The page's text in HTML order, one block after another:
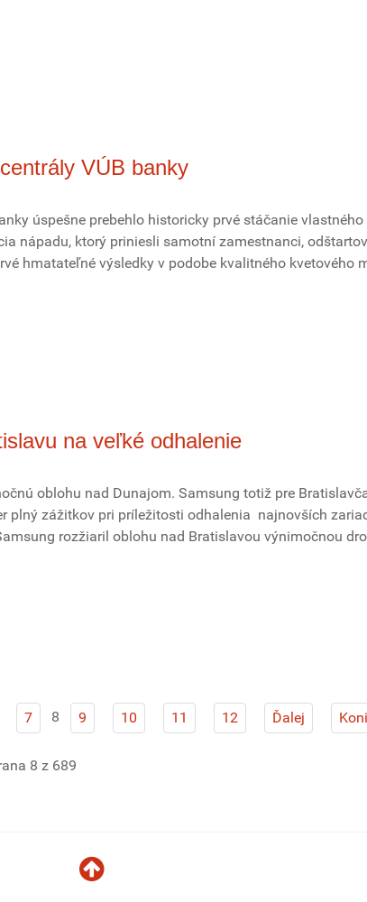
VÚB banky
úspešne prebehlo historicky prvé stáčanie vlastného
nápadu, ktorý priniesli samotní zamestnanci,
hmatateľné výsledky v podobe kvalitného kvetového
na veľké odhalenie
oblohu nad Dunajom. Samsung totiž pre
plný zážitkov pri príležitosti odhalenia najnovších
rozžiaril oblohu nad Bratislavou výnimočnou
7 8 9 10 11 12 Ďalej
8 z 689